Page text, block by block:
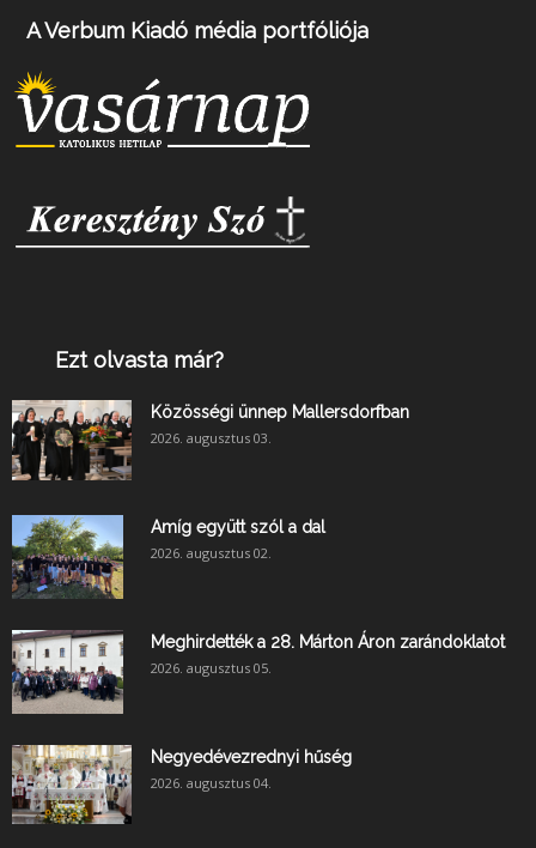
A Verbum Kiadó média portfóliója
Ezt olvasta már?
Közösségi ünnep Mallersdorfban
2026. augusztus 03.
Amíg együtt szól a dal
2026. augusztus 02.
Meghirdették a 28. Márton Áron zarándoklatot
2026. augusztus 05.
Negyedévezrednyi hűség
2026. augusztus 04.